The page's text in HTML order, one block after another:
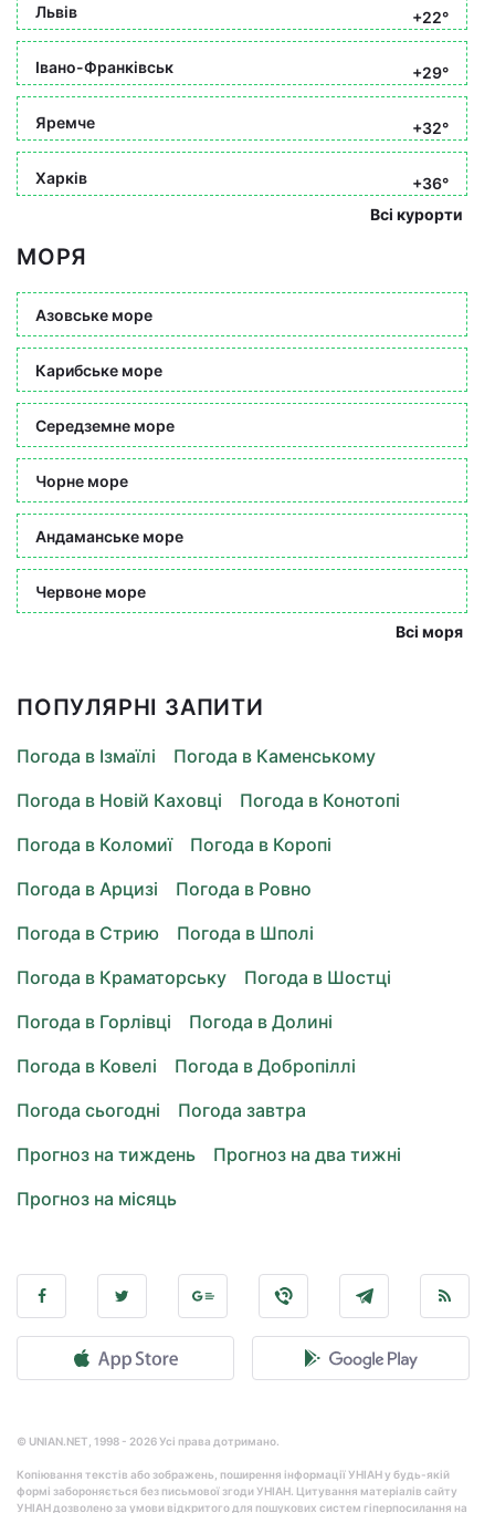
Львів +22°
Івано-Франківськ +29°
Яремче +32°
Харків
+36°
Всі курорти
МОРЯ
Азовське море
Карибське море
Середземне море
Чорне море
Андаманське море
Червоне море
Всі моря
ПОПУЛЯРНІ ЗАПИТИ
Погода в Ізмаїлі
Погода в Каменському
Погода в Новій Каховці
Погода в Конотопі
Погода в Коломиї
Погода в Коропі
Погода в Арцизі
Погода в Ровно
Погода в Стрию
Погода в Шполі
Погода в Краматорську
Погода в Шостці
Погода в Горлівці
Погода в Долині
Погода в Ковелі
Погода в Добропіллі
Погода сьогодні
Погода завтра
Прогноз на тиждень
Прогноз на два тижні
Прогноз на місяць
© UNIAN.NET, 1998 - 2026 Усі права дотримано.
Копіювання текстів або зображень, поширення інформації УНІАН у будь-якій
формі забороняється без письмової згоди УНІАН. Цитування матеріалів сайту
УНІАН дозволено за умови відкритого для пошукових систем гіперпосилання на